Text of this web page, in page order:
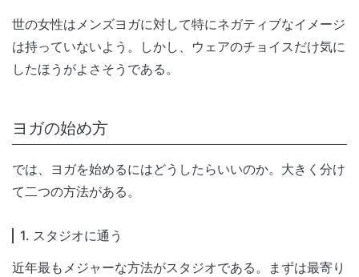
世の女性はメンズヨガに対して特にネガティブなイメージ
は持っていないよう。しかし、ウェアのチョイスだけ気に
したほうがよさそうである。
ヨガの始め方
では、ヨガを始めるにはどうしたらいいのか。大きく分け
て二つの方法がある。
1. スタジオに通う
近年最もメジャーな方法がスタジオである。まずは最寄り